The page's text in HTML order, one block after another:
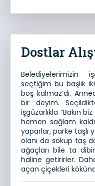
Dostlar
Belediyelerimizin
seçtiğim bu başlık
boş kalmaz’dı.
bir deyim.
işgüzarlıkla “Bakın
hemen sağlam
yaparlar, parke taşlı
olanı da söküp taş
ağaçları bile ta
haline getirirler.
açan çiçekleri